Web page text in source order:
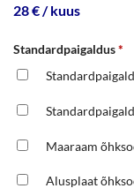
28 € / kuus
Standardpaigaldus*
Maaraam
Alusplaat